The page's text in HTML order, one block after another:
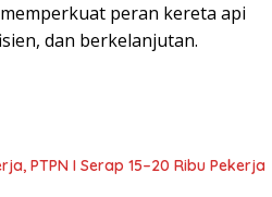
peran kereta api
dan berkelanjutan.
PTPN I Serap 15–20 Ribu Pekerja